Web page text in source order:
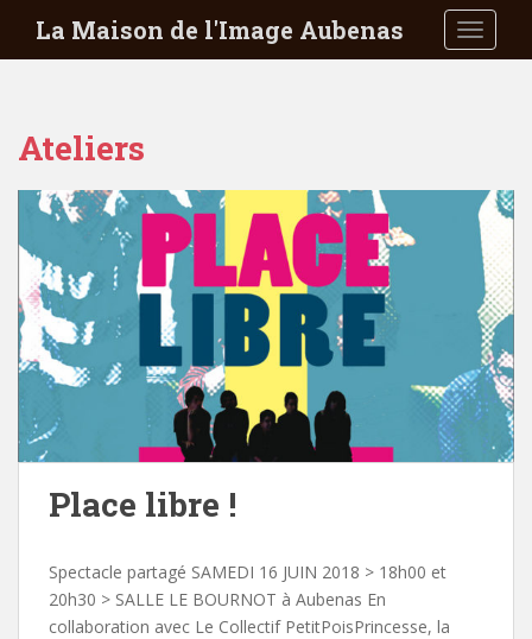
i
La Maison de l'Image Aubenas
Ateliers
Place libre !
Spectacle partagé SAMEDI 16 JUIN 2018 > 18h00 et
20h30 > SALLE LE BOURNOT à Aubenas En
collaboration avec Le Collectif PetitPoisPrincesse, la